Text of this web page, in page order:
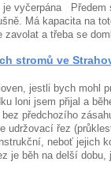
je vyčerpána
Má kapacita na
zavolat a třeba se
stromů ve
jestli bych mohl
loni jsem přijal a
předchozího
udržovací řez
neboť jejich
je běh na delší dobu,